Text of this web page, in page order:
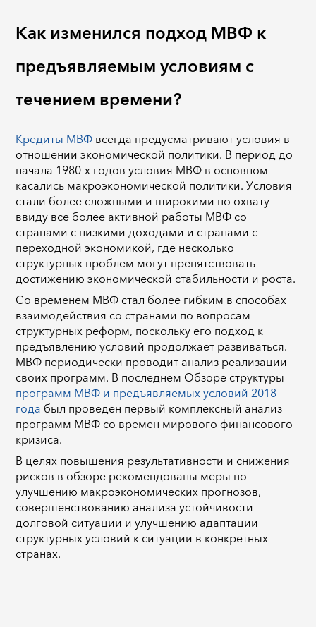
Как изменился подход МВФ к
предъявляемым условиям с
течением времени?
Кредиты МВФвсегда предусматривают условия в
отношении экономической политики. В период до
начала 1980-х годов условия МВФ в основном
касались макроэкономической политики. Условия
стали более сложными и широкими по охвату
ввиду все более активной работы МВФ со
странами с низкими доходами и странами с
переходной экономикой, где несколько
структурных проблем могут препятствовать
достижению экономической стабильности и роста.
Со временем МВФ стал более гибким в способах
взаимодействия со странами по вопросам
структурных реформ, поскольку его подход к
предъявлению условий продолжает развиваться.
МВФ периодически проводит анализ реализации
своих программ. В последнем Обзоре структуры
программ МВФ и предъявляемых условий 2018
года был проведен первый комплексный анализ
программ МВФ со времен мирового финансового
кризиса.
В целях повышения результативности и снижения
рисков в обзоре рекомендованы меры по
улучшению макроэкономических прогнозов,
совершенствованию анализа устойчивости
долговой ситуации и улучшению адаптации
структурных условий к ситуации в конкретных
странах.